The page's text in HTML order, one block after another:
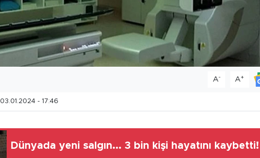
A- A+
03.01.2024 - 17:46
Dünyada yeni salgın... 3 bin kişi hayatını kaybetti!